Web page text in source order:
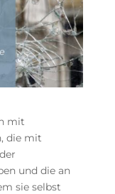
mit
die mit
und die an
sie selbst